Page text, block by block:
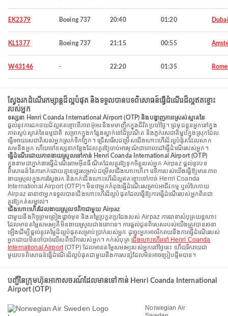
EK2379 Boeing 737 20:40 01:20 Dubai
KL1377 Boeing 737 21:15 00:55
W43146 - 22:20 01:35 Rome
ស្វែងរកដំណើរកម្សាន្តដ៏ល្អបំផុត និងទទួលបានបទពិសោធន៍ធ្វើដំណើរដ៏ល្អឥតខ្ចោះ
របស់អ្នក
ទស្សនា Henri Coanda International Airport (OTP) និងបង្ហាញភាពស្រស់ស្អាតនៃ
ផ្តល់នូវការដកថយដ៏ល្អឥតខ្ចោះពីភាពអ៊ូអរ និងមមាញឹកក្នុងជីវិតប្រចាំថ្ងៃ។ ជ្រមុជខ្លួនអ្នកនៅក្នុង
ភាពស្ងប់ស្ងាត់នៃធម្មជាតិ សម្រាកក្នុងកន្លែងស្នាក់នៅដ៏ប្រណិត និងភ្លក់រសជាតិម្ហូបក្នុងស្រុកដែល
ធ្វើអោយរសជាតិរបស់អ្នកស្រក់ទឹកភ្នែក។ ជ្រើសរើសជម្រើសជើងហោះហើរដ៏ល្អបំផុតដែលសាក
សមនឹងអ្នក ហើយទៅទស្សនាកន្លែងដែលគួរឱ្យចាប់អារម្មណ៍ជាគោលដៅធ្វើដំណើររបស់អ្នក។
ធ្វើដំណើរដោយភាពងាយស្រួលទៅកាន់ Henri Coanda International Airport (OTP)
ក្នុងនាមជាភ្នាក់ងារធ្វើដំណើរតាមអ៊ីនធឺណិតដែលគួរឱ្យទុកចិត្តរបស់អ្នក Airpaz ផ្តល់នូវបទ
ពិសោធន៍នៃការកក់ដោយគ្មានថ្នេរសម្រាប់ជម្រើសជើងហោះហើរ។ វេទិការបស់យើងធ្វើឱ្យមានភាព
ងាយស្រួលក្នុងការស្វែងរក និងកក់ជើងហោះហើរដ៏ល្អឥតខ្ចោះទៅកាន់ Henri Coanda
International Airport (OTP)។ មិនថាអ្នកកំពុងធ្វើដំណើរសម្រាប់អាជីវកម្ម ឬលំហែកាយ
Airpaz ធានាថាអ្នកទទួលបានជើងហោះហើរដ៏ល្អបំផុតដែលធ្វើឱ្យការធ្វើដំណើររបស់អ្នកពិតជា
គួរឱ្យកត់សម្គាល់។
ជើងហោះហើរដែលងាយស្រួលថវិកាជាមួយ Airpaz
ជាមួយនឹងកិច្ចព្រមព្រៀងផ្តាច់មុខ និងតម្លៃប្រកួតប្រជែងរបស់ Airpaz ការធានាសំបុត្រយន្តហោះ
ដែលមានតម្លៃសមរម្យគឺមិនងាយស្រួលជាងនោះទេ។ ការផ្តល់ជូនពិសេសរបស់យើងត្រូវបានរចនា
ឡើងដើម្បីផ្តល់នូវតម្លៃដ៏ល្អបំផុតសម្រាប់ប្រាក់របស់អ្នក ដូច្នេះអ្នកអាចរីករាយនឹងការធ្វើដំណើររបស់
អ្នកដោយមិនចាំបាច់លើសពីថវិការបស់អ្នក។ កក់សំបុត្រ ជើងហោះហើរទៅ Henri Coanda
International Airport(OTP) ដែលមានតម្លៃសមរម្យរបស់អ្នកនៅថ្ងៃនេះ ហើយរីករាយជា
មួយបទពិសោធន៍ធ្វើដំណើរដ៏ល្អបំផុតជាមួយនឹងការសន្សំដែលមិនអាចប្រៀបផ្ទឹមបាន។
បញ្ជីនៃក្រុមហ៊ុនអាកាសចរណ៍ដែលមានទៅកាន់ Henri Coanda International
Airport (OTP)
Norwegian Air